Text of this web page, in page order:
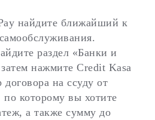
найдите ближайший к
раздел «Банки и
нажмите Credit Kasa
на ссуду от
которому вы хотите
а также сумму до